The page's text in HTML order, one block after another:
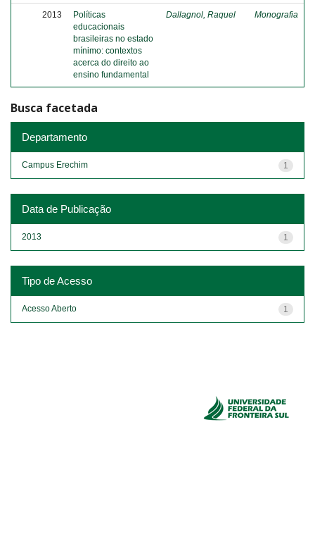
2013
Políticas
educacionais
brasileiras no estado
mínimo: contextos
acerca do direito ao
ensino fundamental
Dallagnol, Raquel Monografia
Busca facetada
Departamento
1
Campus Erechim
Data de Publicação
1
2013
Tipo de Acesso
1
Acesso Aberto